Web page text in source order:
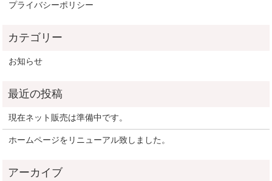
プライバシーポリシー
お知らせ
現在ネット販売は準備中です。
ホームページをリニューアル致しました。